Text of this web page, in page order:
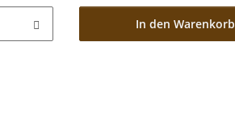
In den Warenkorb